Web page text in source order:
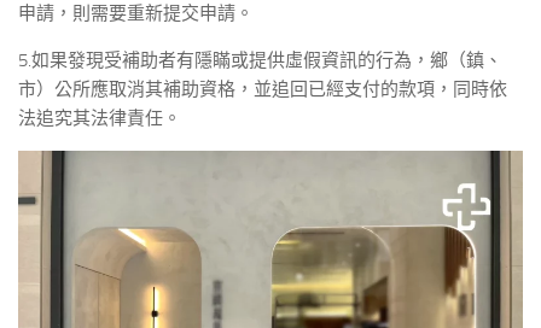
申請，則需要重新提交申請。
5.如果發現受補助者有隱瞞或提供虛假資訊的行為，鄉（鎮、
市）公所應取消其補助資格，並追回已經支付的款項，同時依
法追究其法律責任。